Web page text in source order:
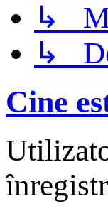
↳
↳
Cine